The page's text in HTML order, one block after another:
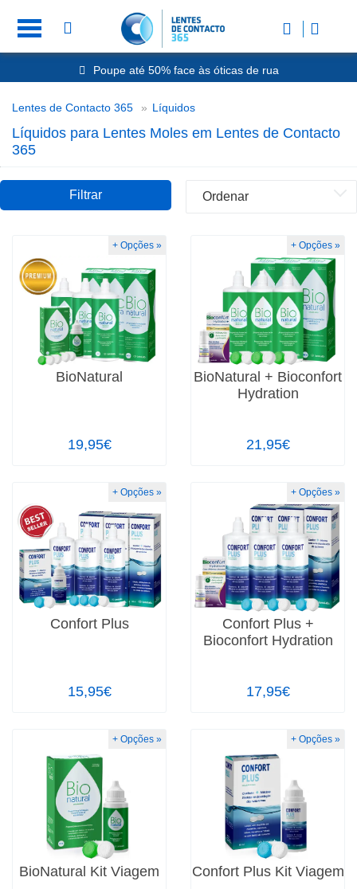
Envio Rápido 24h a 48h
-20% Óculos de Leitura
Poupe até 50% face às óticas de rua
Lentes de Contacto 365 LíquidosLíquidos para Lentes Moles
Líquidos para Lentes Moles em Lentes de Contacto
365
Filtrar
BioNatural
19,95€
+ Opções »
BioNatural + Bioconfort
Hydration
21,95€
+ Opções »
Confort Plus
15,95€
+ Opções »
Confort Plus +
Bioconfort Hydration
17,95€
+ Opções »
BioNatural Kit Viagem
+ Opções »
Confort Plus Kit Viagem
+ Opções »